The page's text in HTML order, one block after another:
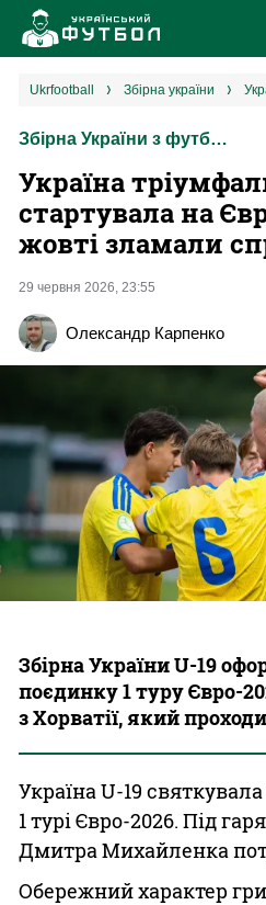
Збірна
УПЛ
2
ukrfootball збірна україни
Збірна України з футболу
Україна
стартувала на
жовті зламали
29 червня 2026, 23:55
Олександр Карпенко
Збірна України U-19
поєдинку 1 туру Євро-
з Хорватії, який
Україна U-19
1 турі Євро-2026. Під
Дмитра Михайленка
Обережний характер